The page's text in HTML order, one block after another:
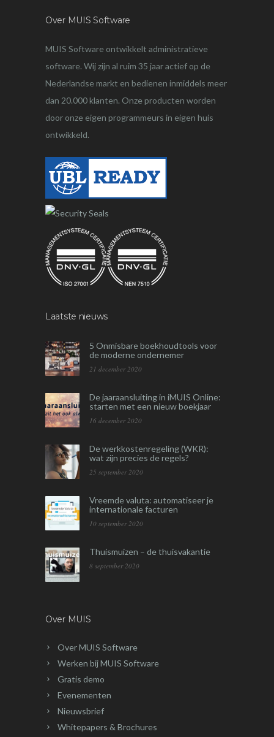
Over MUIS Software
MUIS Software ontwikkelt administratieve
software. Wij zijn al ruim 35 jaar actief op de
Nederlandse markt en bedienen inmiddels meer
dan 20.000 klanten. Onze producten worden
door onze eigen programmeurs in eigen huis
ontwikkeld.
Laatste nieuws
5 Onmisbare boekhoudtools voor
de moderne ondernemer
21 december 2020
De jaaraansluiting in iMUIS Online:
starten met een nieuw boekjaar
16 december 2020
De werkkostenregeling (WKR):
wat zijn precies de regels?
25 september 2020
Vreemde valuta: automatiseer je
internationale facturen
10 september 2020
Thuismuizen – de thuisvakantie
8 september 2020
Over MUIS
Over MUIS Software
Werken bij MUIS Software
Gratis demo
Evenementen
Nieuwsbrief
Whitepapers & Brochures